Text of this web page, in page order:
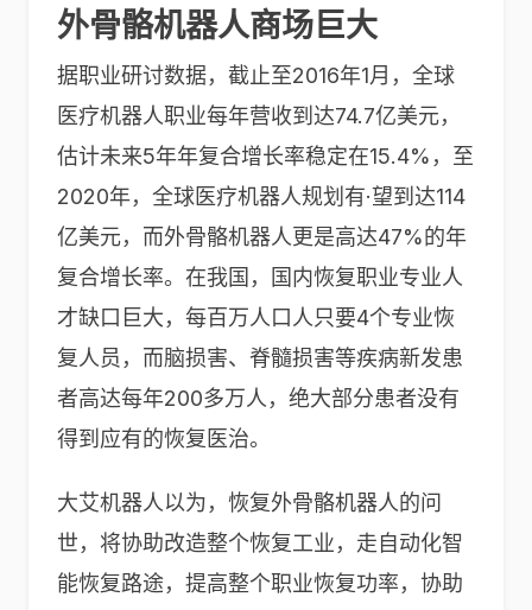
外骨骼机器人商场巨大
据职业研讨数据，截止至2016年1月，全球
医疗机器人职业每年营收到达74.7亿美元，
估计未来5年年复合增长率稳定在15.4%，至
2020年，全球医疗机器人规划有·望到达114
亿美元，而外骨骼机器人更是高达47%的年
复合增长率。在我国，国内恢复职业专业人
才缺口巨大，每百万人口人只要4个专业恢
复人员，而脑损害、脊髓损害等疾病新发患
者高达每年200多万人，绝大部分患者没有
得到应有的恢复医治。
大艾机器人以为，恢复外骨骼机器人的问
世，将协助改造整个恢复工业，走自动化智
能恢复路途，提高整个职业恢复功率，协助